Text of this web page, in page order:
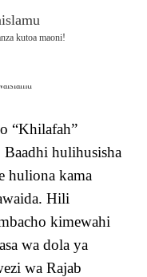
kutoa maoni!
“Khilafah”
hulihusisha
huliona kama
Hili
kimewahi
wa dola ya
wa Rajab